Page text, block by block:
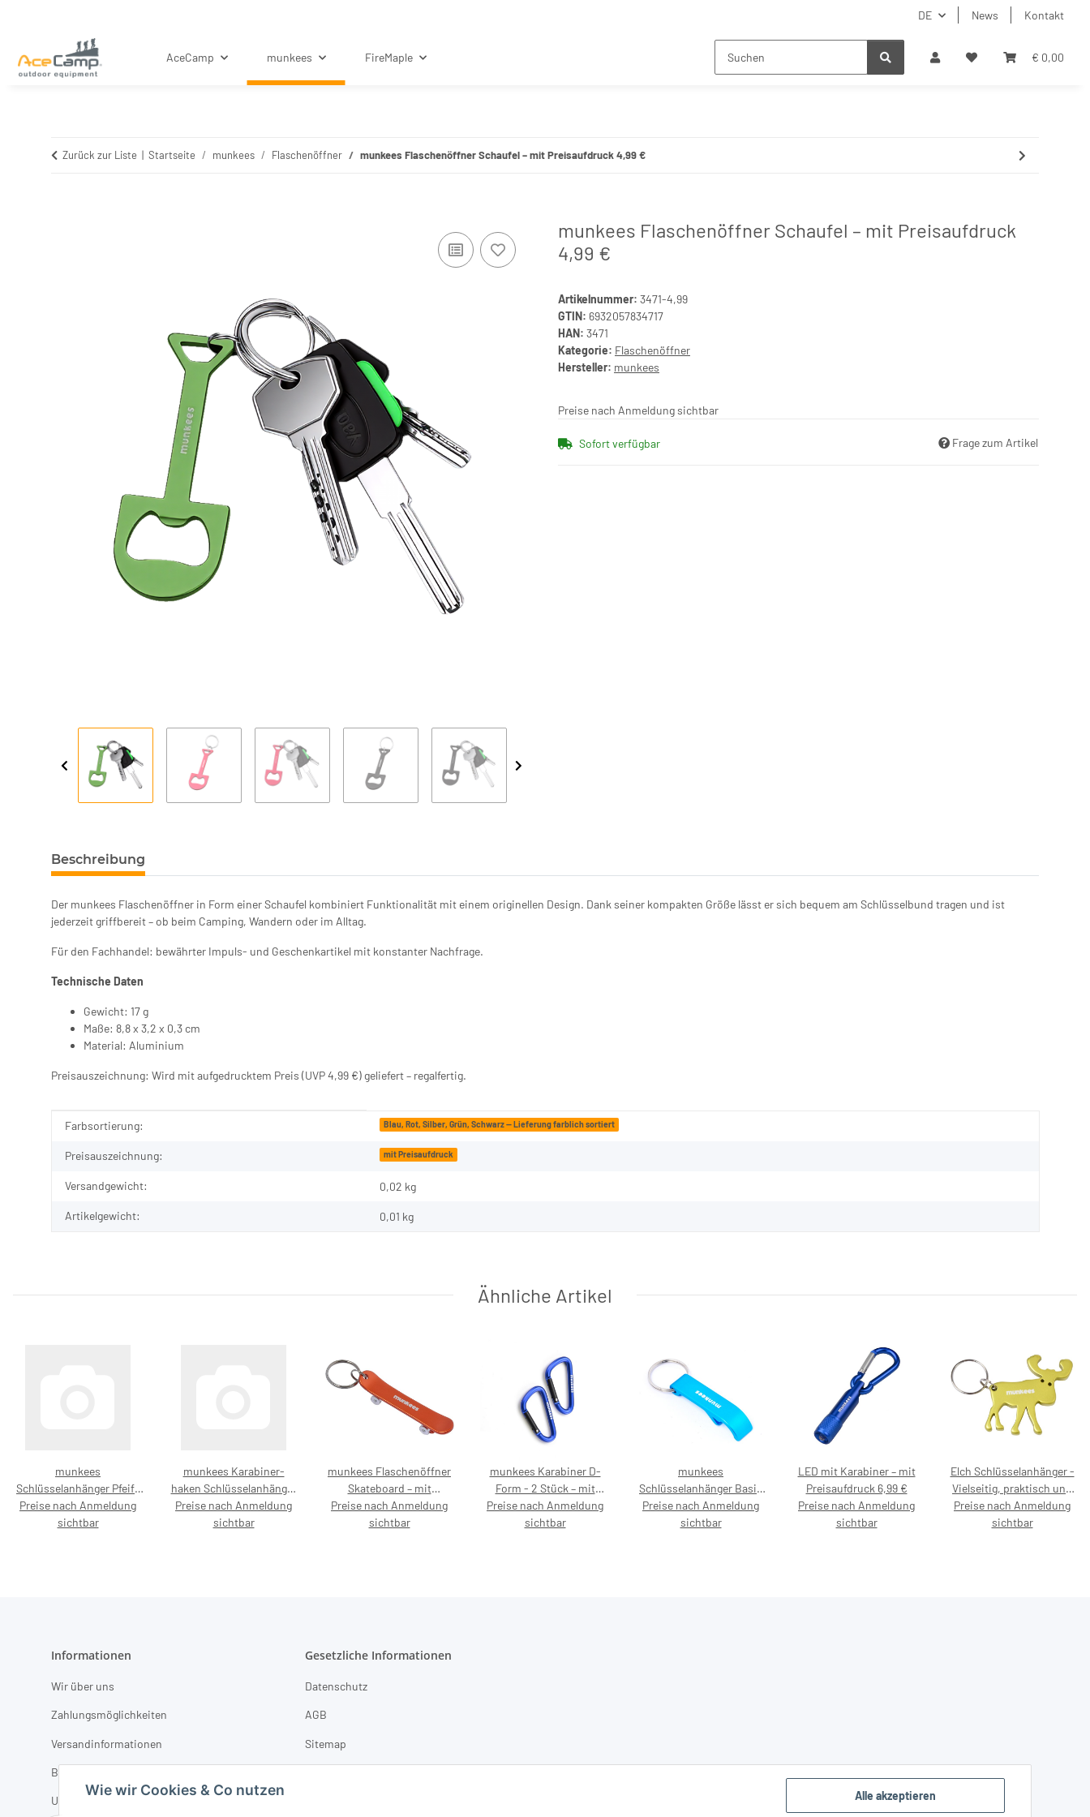
Alle akzeptieren
Wie wir Cookies & Co nutzen
DE News Kontakt
€ 0,00
AceCamp munkees FireMaple
Zurück zur Liste Startseite munkees Flaschenöffner munkees Flaschenöffner Schaufel – mit Preisaufdruck 4,99 €
munkees Flaschenöffner Schaufel – mit Preisaufdruck
4,99 €
Artikelnummer: 3471-4,99
GTIN: 6932057834717
HAN: 3471
Kategorie: Flaschenöffner
Hersteller: munkees
Preise nach Anmeldung sichtbar
Sofort verfügbar Frage zum Artikel
Beschreibung
Der munkees Flaschenöffner in Form einer Schaufel kombiniert Funktionalität mit einem originellen Design. Dank seiner kompakten Größe lässt er sich bequem am Schlüsselbund tragen und ist
jederzeit griffbereit – ob beim Camping, Wandern oder im Alltag.
Für den Fachhandel: bewährter Impuls- und Geschenkartikel mit konstanter Nachfrage.
Technische Daten
Gewicht: 17 g
Maße: 8,8 x 3,2 x 0,3 cm
Material: Aluminium
Preisauszeichnung: Wird mit aufgedrucktem Preis (UVP 4,99 €) geliefert – regalfertig.
Produkteigenschaft
Wert
Farbsortierung: Blau, Rot, Silber, Grün, Schwarz — Lieferung farblich sortiert
Preisauszeichnung: mit Preisaufdruck
Versandgewicht: 0,02 kg
Artikelgewicht: 0,01 kg
Ähnliche Artikel
munkees
Schlüsselanhänger Pfeife
laute Notfallpfeife – mit
Preisaufdruck 4,99 €
Preise nach Anmeldung
sichtbar
munkees Karabiner-
haken Schlüsselanhänger
Birnenform Mehrzweck,
3247 – mit Preisaufdruck
Preise nach Anmeldung
sichtbar
munkees Flaschenöffner
Skateboard – mit
Preisaufdruck 5,99 €
Preise nach Anmeldung
sichtbar
munkees Karabiner D-
Form - 2 Stück – mit
Preisaufdruck 5,99 €
Preise nach Anmeldung
sichtbar
munkees
Schlüsselanhänger Basic
mit Flaschenöffner aus
hochwertigem
Preise nach Anmeldung
sichtbar
LED mit Karabiner – mit
Preisaufdruck 6,99 €
Preise nach Anmeldung
sichtbar
Elch Schlüsselanhänger -
Vielseitig, praktisch und
stylisch – mit
Preisaufdruck 4,99 €
Preise nach Anmeldung
sichtbar
Informationen
Wir über uns
Zahlungsmöglichkeiten
Versandinformationen
B2B-Partner werden
Unsere Marken
Gesetzliche Informationen
Datenschutz
AGB
Sitemap